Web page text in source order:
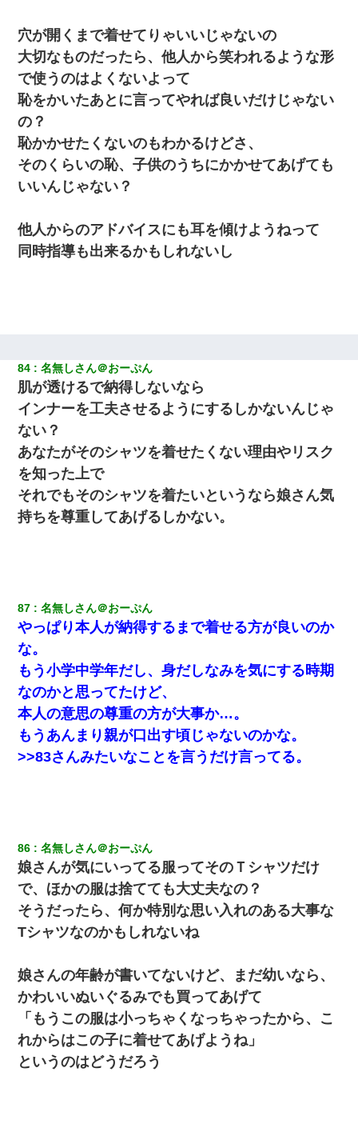
穴が開くまで着せてりゃいいじゃないの
大切なものだったら、他人から笑われるような形
で使うのはよくないよって
恥をかいたあとに言ってやれば良いだけじゃない
の？
恥かかせたくないのもわかるけどさ、
そのくらいの恥、子供のうちにかかせてあげても
いいんじゃない？
他人からのアドバイスにも耳を傾けようねって
同時指導も出来るかもしれないし
84 名無しさん＠おーぷん
肌が透けるで納得しないなら
インナーを工夫させるようにするしかないんじゃ
ない？
あなたがそのシャツを着せたくない理由やリスク
を知った上で
それでもそのシャツを着たいというなら娘さん気
持ちを尊重してあげるしかない。
87 名無しさん＠おーぷん
やっぱり本人が納得するまで着せる方が良いのか
な。
もう小学中学年だし、身だしなみを気にする時期
なのかと思ってたけど、
本人の意思の尊重の方が大事か…。
もうあんまり親が口出す頃じゃないのかな。
>>83さんみたいなことを言うだけ言ってる。
86 名無しさん＠おーぷん
娘さんが気にいってる服ってそのＴシャツだけ
で、ほかの服は捨てても大丈夫なの？
そうだったら、何か特別な思い入れのある大事な
Tシャツなのかもしれないね
娘さんの年齢が書いてないけど、まだ幼いなら、
かわいいぬいぐるみでも買ってあげて
「もうこの服は小っちゃくなっちゃったから、こ
れからはこの子に着せてあげようね」
というのはどうだろう